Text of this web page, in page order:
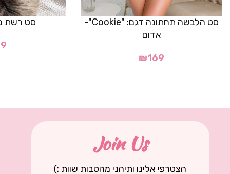
סט הלבשה תחתונה דגם: "Cookie"-
אדום
₪169
סט רשת
Join Us
הצטרפי אלינו ותיהני מהטבות שוות :)